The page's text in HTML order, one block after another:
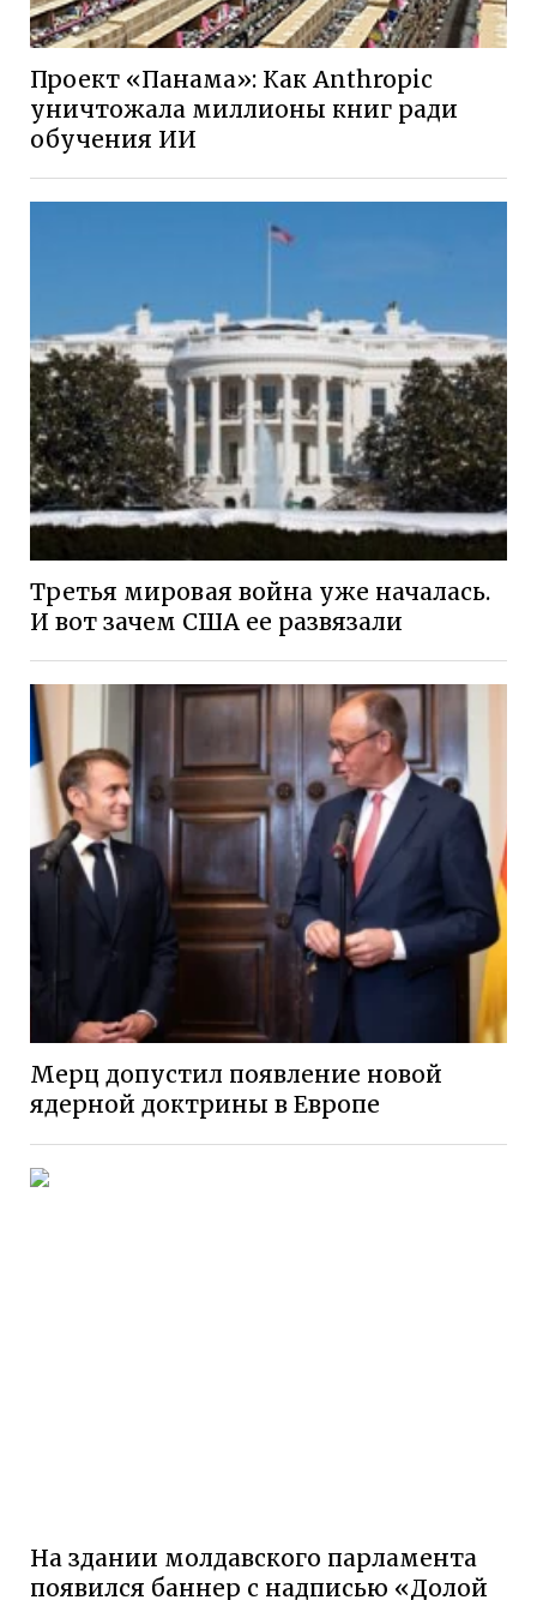
Проект «Панама»: Как Anthropic
уничтожала миллионы книг ради
обучения ИИ
Третья мировая война уже началась.
И вот зачем США ее развязали
Мерц допустил появление новой
ядерной доктрины в Европе
На здании молдавского парламента
появился баннер с надписью «Долой